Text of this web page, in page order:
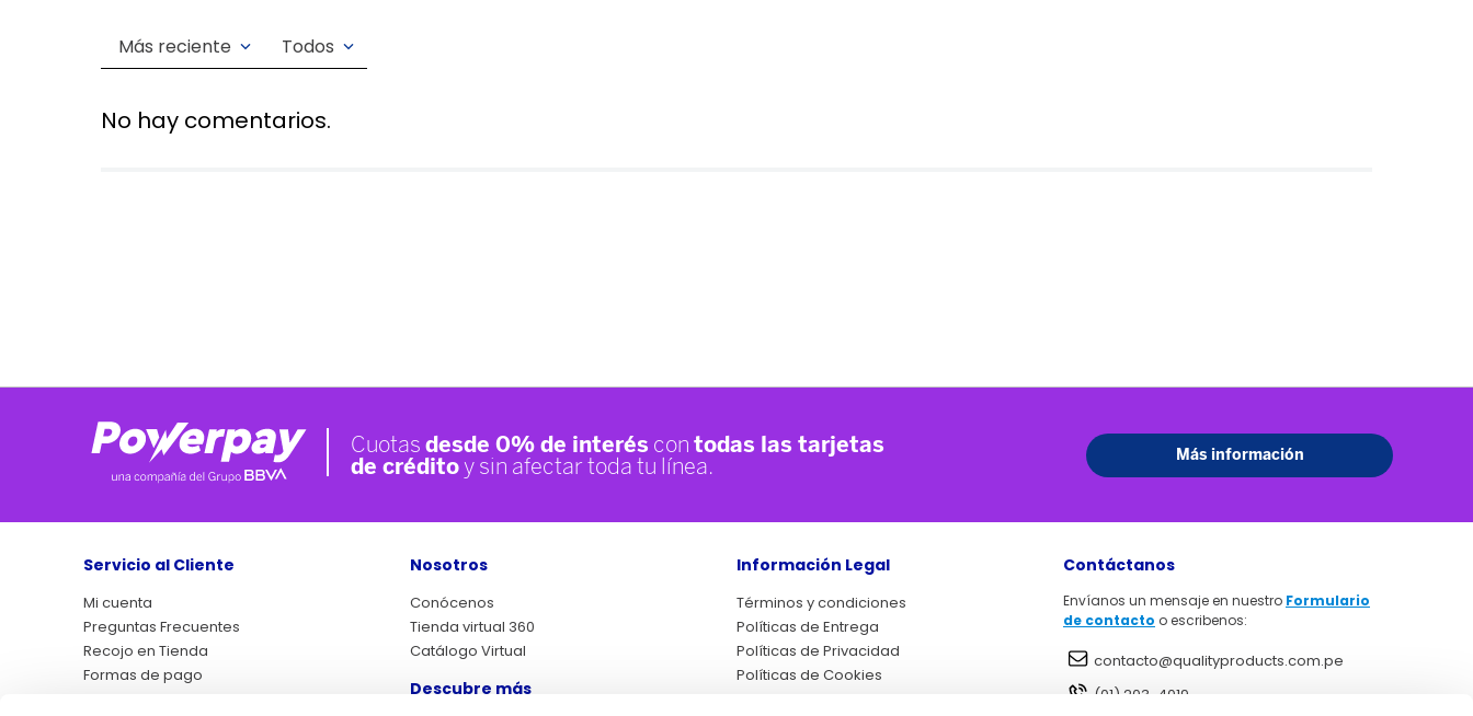
Más reciente Todos
No hay comentarios.
Servicio al Cliente
Mi cuenta
Preguntas Frecuentes
Recojo en Tienda
Formas de pago
Nosotros
Conócenos
Tienda virtual 360
Catálogo Virtual
Descubre más
Información Legal
Términos y condiciones
Políticas de Entrega
Políticas de Privacidad
Políticas de Cookies
Contáctanos
Envíanos un mensaje en nuestro Formulario
de contacto o escribenos:
contacto@qualityproducts.com.pe
(01) 203-4019